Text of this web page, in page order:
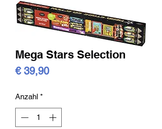
Mega Stars Selection
€ 39,90Preis
Anzahl *